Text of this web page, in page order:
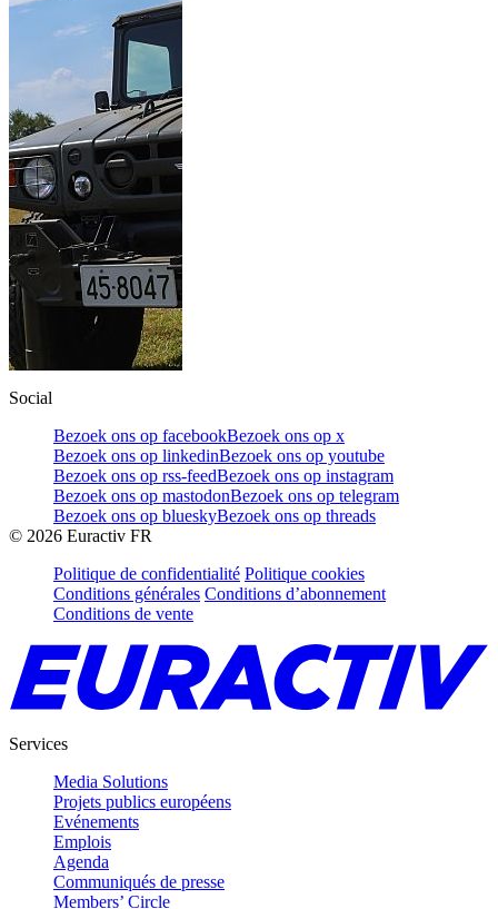
Social
Bezoek ons op facebookBezoek ons op x
Bezoek ons op linkedinBezoek ons op youtube
Bezoek ons op rss-feedBezoek ons op instagram
Bezoek ons op mastodonBezoek ons op telegram
Bezoek ons op blueskyBezoek ons op threads
© 2026 Euractiv FR
Politique de confidentialité Politique cookies
Conditions générales Conditions d’abonnement
Conditions de vente
Services
Media Solutions
Projets publics européens
Evénements
Emplois
Agenda
Communiqués de presse
Members’ Circle